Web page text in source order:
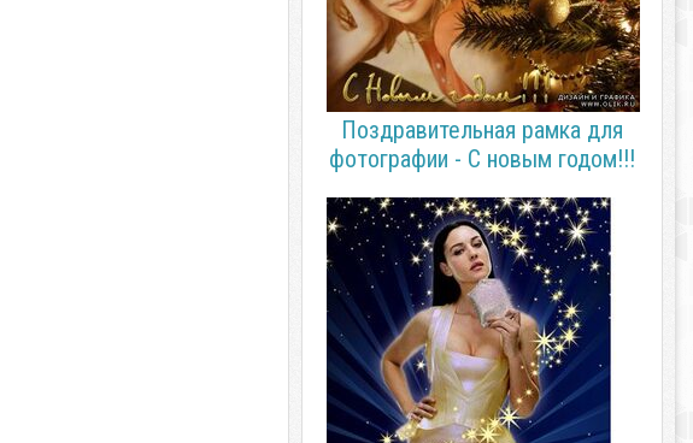
Поздравительная рамка для
фотографии - С новым годом!!!